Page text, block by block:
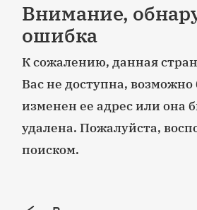
Внимание,
ошибка
К сожалению, данная
Вас не доступна,
изменен ее адрес или она
удалена. Пожалуйста,
поиском.